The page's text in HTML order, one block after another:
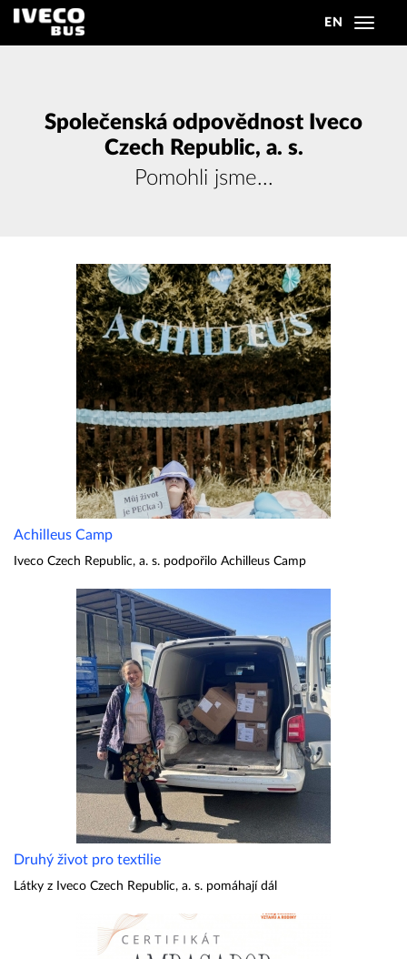
EN
Toggle
Společenská odpovědnost Iveco
Czech Republic, a. s.
Pomohli jsme...
Achilleus Camp
Iveco Czech Republic, a. s. podpořilo Achilleus Camp
Druhý život pro textilie
Látky z Iveco Czech Republic, a. s. pomáhají dál